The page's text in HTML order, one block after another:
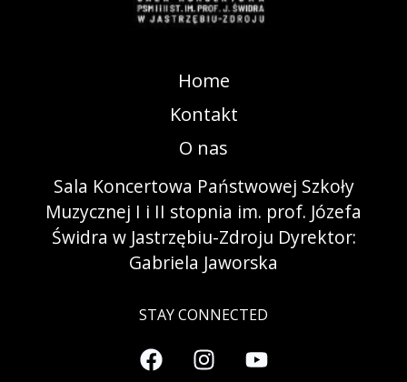
Home
Kontakt
O nas
Sala Koncertowa Państwowej Szkoły
Muzycznej I i II stopnia im. prof. Józefa
Świdra w Jastrzębiu-Zdroju Dyrektor:
Gabriela Jaworska
STAY CONNECTED